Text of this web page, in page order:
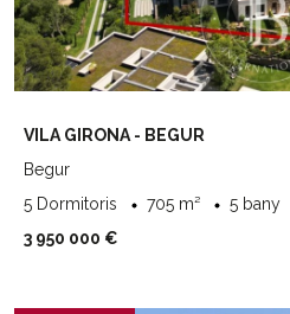
VILA GIRONA - BEGUR
Begur
5 Dormitoris
705 m²
5 bany
3 950 000 €